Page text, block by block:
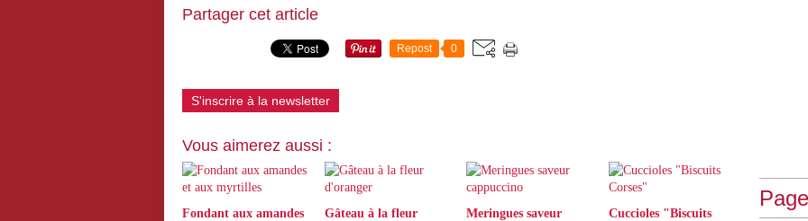
Partager cet article
Repost 0
S'inscrire à la newsletter
Vous aimerez aussi :
Fondant aux amandes
Gâteau à la fleur
Meringues saveur
Cuccioles "Biscuits